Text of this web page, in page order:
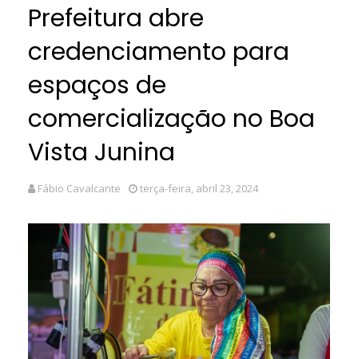
Prefeitura abre
credenciamento para
espaços de
comercialização no Boa
Vista Junina
Fábio Cavalcante terça-feira, abril 23, 2024